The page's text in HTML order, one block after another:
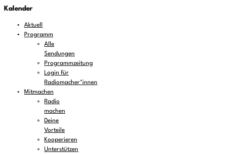
Kalender
Aktuell
Programm
Alle
Sendungen
Programmzeitung
Login für
Radiomacher*innen
Mitmachen
Radio
machen
Deine
Vorteile
Kooperieren
Unterstützen